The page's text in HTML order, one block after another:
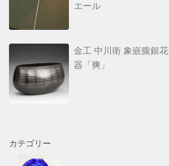
エール
金工 中川衛 象嵌朧銀花
器「爽」
カテゴリー